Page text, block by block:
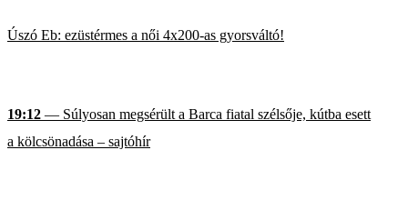
Úszó Eb: ezüstérmes a női 4x200-as gyorsváltó!
19:12 — Súlyosan megsérült a Barca fiatal szélsője, kútba esett
a kölcsönadása – sajtóhír